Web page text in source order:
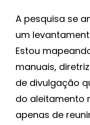
A pesquisa se
um
Estou
manuais,
de divulgação
do aleitamento
apenas de